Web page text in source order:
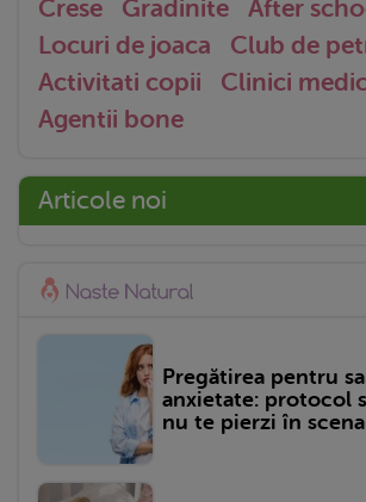
Crese Gradinite After
Locuri de joaca
Club de
Activitati copii
Clinici
Agentii bone
Articole noi
Pregătirea pentru
anxietate: protocol
nu te pierzi în